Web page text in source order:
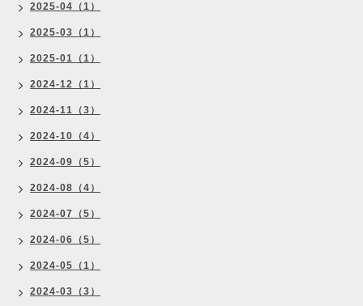
2025-04（1）
2025-03（1）
2025-01（1）
2024-12（1）
2024-11（3）
2024-10（4）
2024-09（5）
2024-08（4）
2024-07（5）
2024-06（5）
2024-05（1）
2024-03（3）